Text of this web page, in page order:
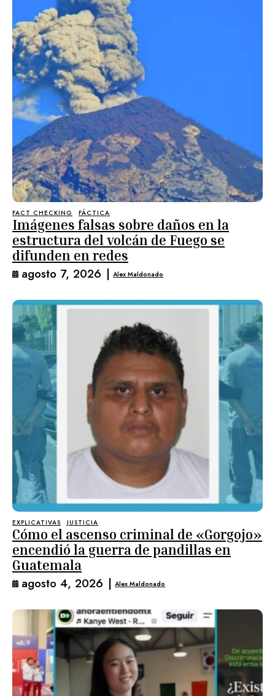
FACT CHECKING FÁCTICA
Imágenes falsas sobre daños en la
estructura del volcán de Fuego se
difunden en redes
agosto 7, 2026 | Alex Maldonado
EXPLICATIVAS JUSTICIA
Cómo el ascenso criminal de «Gorgojo»
encendió la guerra de pandillas en
Guatemala
agosto 4, 2026 | Alex Maldonado